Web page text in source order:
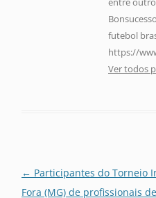
futebol
https://
Ver todos
Navegação
de
← Participantes do Torneio
Fora (MG) de profissionais